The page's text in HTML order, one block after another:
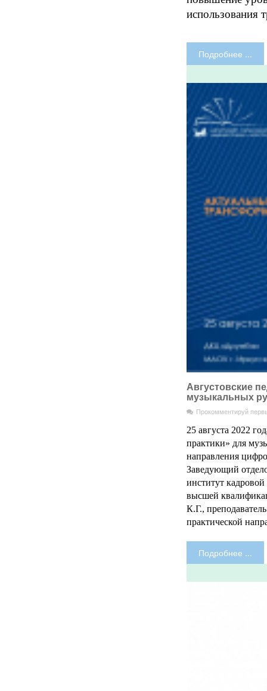
использования
Подробнее ...
Августовские
музыкальных
Прокомментируй
25 августа 2022
практики» для
направления
Заведующий
институт
высшей
К.Г.,
практической
Подробнее ...